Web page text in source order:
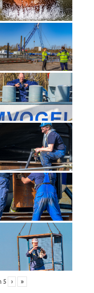
5 › »